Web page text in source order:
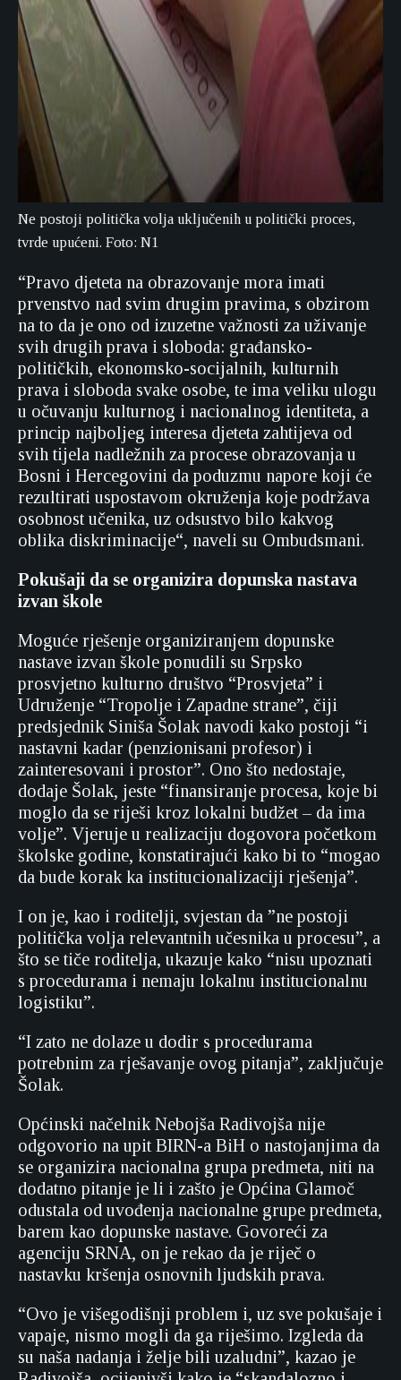
Ne postoji politička volja uključenih u politički proces,
tvrde upućeni. Foto: N1
“Pravo djeteta na obrazovanje mora imati
prvenstvo nad svim drugim pravima, s obzirom
na to da je ono od izuzetne važnosti za uživanje
svih drugih prava i sloboda: građansko-
političkih, ekonomsko-socijalnih, kulturnih
prava i sloboda svake osobe, te ima veliku ulogu
u očuvanju kulturnog i nacionalnog identiteta, a
princip najboljeg interesa djeteta zahtijeva od
svih tijela nadležnih za procese obrazovanja u
Bosni i Hercegovini da poduzmu napore koji će
rezultirati uspostavom okruženja koje podržava
osobnost učenika, uz odsustvo bilo kakvog
oblika diskriminacije“, naveli su Ombudsmani.
Pokušaji da se organizira dopunska nastava
izvan škole
Moguće rješenje organiziranjem dopunske
nastave izvan škole ponudili su Srpsko
prosvjetno kulturno društvo “Prosvjeta” i
Udruženje “Tropolje i Zapadne strane”, čiji
predsjednik Siniša Šolak navodi kako postoji “i
nastavni kadar (penzionisani profesor) i
zainteresovani i prostor”. Ono što nedostaje,
dodaje Šolak, jeste “finansiranje procesa, koje bi
moglo da se riješi kroz lokalni budžet – da ima
volje”. Vjeruje u realizaciju dogovora početkom
školske godine, konstatirajući kako bi to “mogao
da bude korak ka institucionalizaciji rješenja”.
I on je, kao i roditelji, svjestan da ”ne postoji
politička volja relevantnih učesnika u procesu”, a
što se tiče roditelja, ukazuje kako “nisu upoznati
s procedurama i nemaju lokalnu institucionalnu
logistiku”.
“I zato ne dolaze u dodir s procedurama
potrebnim za rješavanje ovog pitanja”, zaključuje
Šolak.
Općinski načelnik Nebojša Radivojša nije
odgovorio na upit BIRN-a BiH o nastojanjima da
se organizira nacionalna grupa predmeta, niti na
dodatno pitanje je li i zašto je Općina Glamoč
odustala od uvođenja nacionalne grupe predmeta,
barem kao dopunske nastave. Govoreći za
agenciju SRNA, on je rekao da je riječ o
nastavku kršenja osnovnih ljudskih prava.
“Ovo je višegodišnji problem i, uz sve pokušaje i
vapaje, nismo mogli da ga riješimo. Izgleda da
su naša nadanja i želje bili uzaludni”, kazao je